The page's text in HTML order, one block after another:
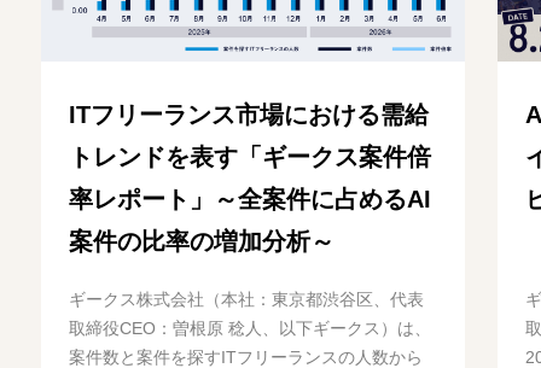
ITフリーランス市場における需給
トレンドを表す「ギークス案件倍
率レポート」～全案件に占めるAI
案件の比率の増加分析～
ギークス株式会社（本社：東京都渋谷区、代表
取締役CEO：曽根原 稔人、以下ギークス）は、
案件数と案件を探すITフリーランスの人数から